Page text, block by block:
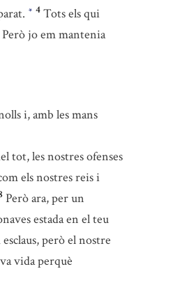
* 4 Tots els qui
jo em mantenia
i, amb les mans
tot, les nostres ofenses
els nostres reis i
Però ara, per un
estada en el teu
però el nostre
vida perquè